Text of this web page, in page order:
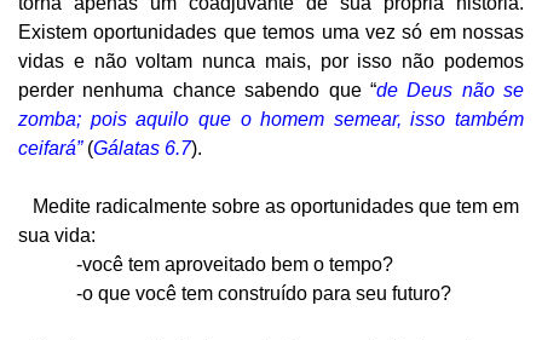
Existem oportunidades que temos uma vez só em nossas
vidas e não voltam nunca mais, por isso não podemos
perder nenhuma chance sabendo que “de Deus não se
zomba; pois aquilo que o homem semear, isso também
ceifará”(Gálatas 6.7).
Medite radicalmente sobre as oportunidades que tem em
sua vida:
-você tem aproveitado bem o tempo?
-o que você tem construído para seu futuro?